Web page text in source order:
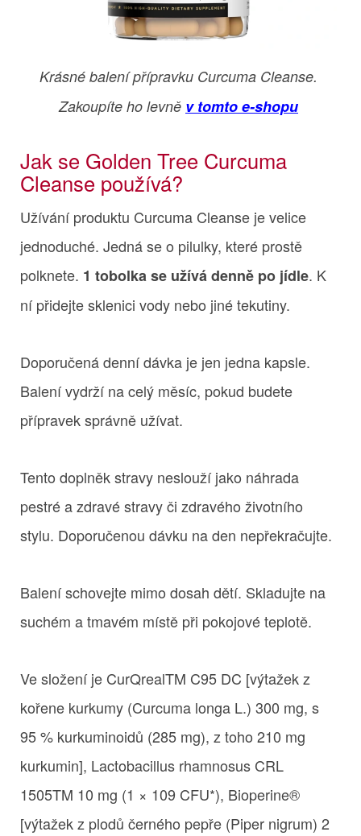
Krásné balení přípravku Curcuma Cleanse.
Zakoupíte ho levně v tomto e-shopu
Jak se Golden Tree Curcuma
Cleanse používá?
Užívání produktu Curcuma Cleanse je velice
jednoduché. Jedná se o pilulky, které prostě
polknete. 1 tobolka se užívá denně po jídle. K
ní přidejte sklenici vody nebo jiné tekutiny.
Doporučená denní dávka je jen jedna kapsle.
Balení vydrží na celý měsíc, pokud budete
přípravek správně užívat.
Tento doplněk stravy neslouží jako náhrada
pestré a zdravé stravy či zdravého životního
stylu. Doporučenou dávku na den nepřekračujte.
Balení schovejte mimo dosah dětí. Skladujte na
suchém a tmavém místě při pokojové teplotě.
Ve složení je CurQrealTM C95 DC [výtažek z
kořene kurkumy (Curcuma longa L.) 300 mg, s
95 % kurkuminoidů (285 mg), z toho 210 mg
kurkumin], Lactobacillus rhamnosus CRL
1505TM 10 mg (1 × 109 CFU*), Bioperine®
[výtažek z plodů černého pepře (Piper nigrum) 2